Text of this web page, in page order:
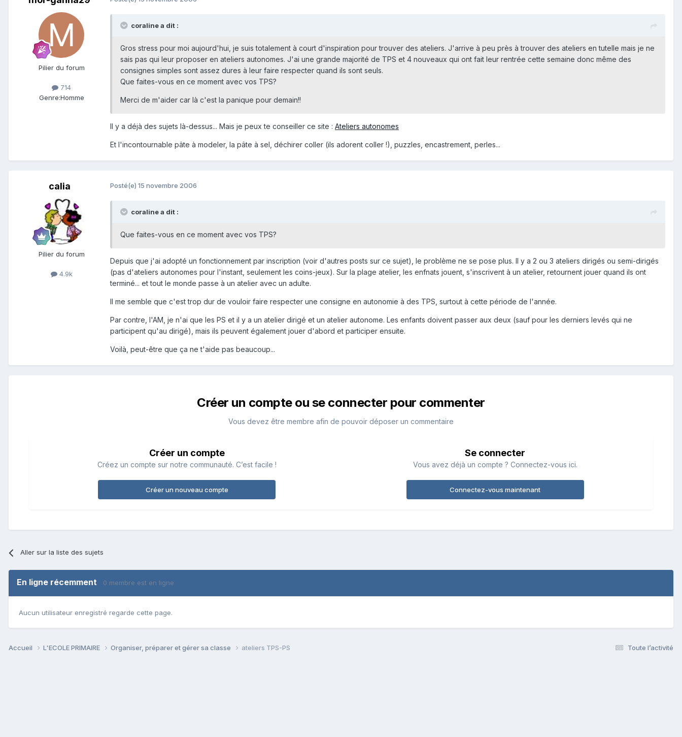
Pilier du forum
714
Genre:Homme
coraline a dit :
Gros stress pour moi aujourd'hui, je suis totalement à court d'inspiration pour trouver des ateliers. J'arrive à peu près à trouver des ateliers en tutelle mais je ne
sais pas qui leur proposer en ateliers autonomes. J'ai une grande majorité de TPS et 4 nouveaux qui ont fait leur rentrée cette semaine donc même des
consignes simples sont assez dures à leur faire respecter quand ils sont seuls.
Que faites-vous en ce moment avec vos TPS?
Merci de m'aider car là c'est la panique pour demain!!
Il y a déjà des sujets là-dessus... Mais je peux te conseiller ce site : Ateliers autonomes
Et l'incontournable pâte à modeler, la pâte à sel, déchirer coller (ils adorent coller !), puzzles, encastrement, perles...
calia
Pilier du forum
4.9k
Posté(e) 15 novembre 2006
coraline a dit :
Que faites-vous en ce moment avec vos TPS?
Depuis que j'ai adopté un fonctionnement par inscription (voir d'autres posts sur ce sujet), le problème ne se pose plus. Il y a 2 ou 3 ateliers dirigés ou semi-dirigés
(pas d'ateliers autonomes pour l'instant, seulement les coins-jeux). Sur la plage atelier, les enfnats jouent, s'inscrivent à un atelier, retournent jouer quand ils ont
terminé... et tout le monde passe à un atelier avec un adulte.
Il me semble que c'est trop dur de vouloir faire respecter une consigne en autonomie à des TPS, surtout à cette période de l'année.
Par contre, l'AM, je n'ai que les PS et il y a un atelier dirigé et un atelier autonome. Les enfants doivent passer aux deux (sauf pour les derniers levés qui ne
participent qu'au dirigé), mais ils peuvent également jouer d'abord et participer ensuite.
Voilà, peut-être que ça ne t'aide pas beaucoup...
Créer un compte ou se connecter pour commenter
Vous devez être membre afin de pouvoir déposer un commentaire
Créer un compte
Créez un compte sur notre communauté. C’est facile !
Créer un nouveau compte
Se connecter
Vous avez déjà un compte ? Connectez-vous ici.
Connectez-vous maintenant
Aller sur la liste des sujets
En ligne récemment 0 membre est en ligne
Aucun utilisateur enregistré regarde cette page.
Toute l’activité
Accueil L'ECOLE PRIMAIRE Organiser, préparer et gérer sa classe ateliers TPS-PS